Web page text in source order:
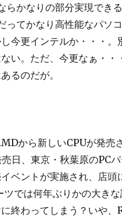
らかなりの部分実現でき
ってかなり高性能なパソ
今更インテルか・・・。
い。ただ、今更なぁ・・
るのだが。
から新しいCPUが発売
日、東京・秋葉原のPC
ベントが実施され、店頭
ツでは何年ぶりかの大き
終わってしまう？いや、